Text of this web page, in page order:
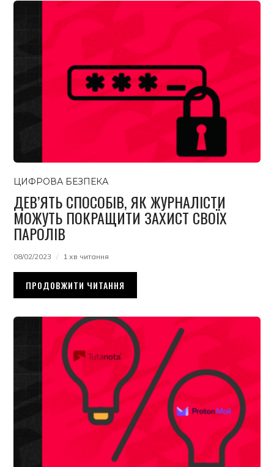
ЦИФРОВА БЕЗПЕКА
ДЕВ’ЯТЬ СПОСОБІВ, ЯК ЖУРНАЛІСТИ
МОЖУТЬ ПОКРАЩИТИ ЗАХИСТ СВОЇХ
ПАРОЛІВ
08/02/2023 1 хв читання
ПРОДОВЖИТИ ЧИТАННЯ